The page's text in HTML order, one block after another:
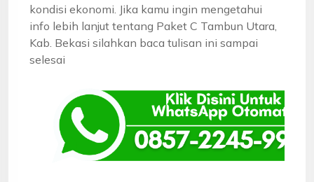
kondisi ekonomi. Jika kamu ingin mengetahui
info lebih lanjut tentang Paket C Tambun Utara,
Kab. Bekasi silahkan baca tulisan ini sampai
selesai